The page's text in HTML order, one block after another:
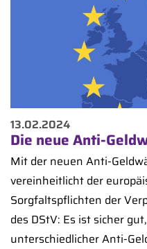
13.02.2024
Die neue Anti-
Mit der neuen Anti-
vereinheitlicht der
Sorgfaltspflichten der
des DStV: Es ist sicher
unterschiedlicher Anti-